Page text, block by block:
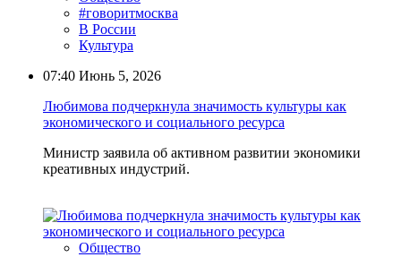
#говоритмосква
В России
Культура
07:40 Июнь 5, 2026
Любимова подчеркнула значимость культуры как
экономического и социального ресурса
Министр заявила об активном развитии экономики
креативных индустрий.
Общество